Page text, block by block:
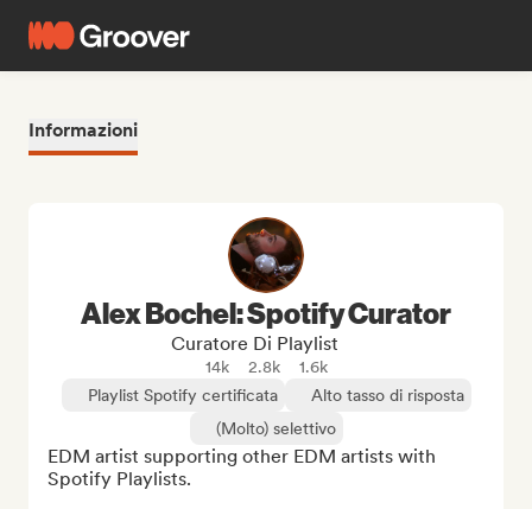
Informazioni
Alex Bochel: Spotify Curator
Curatore Di Playlist
14k 2.8k
1.6k
Playlist Spotify certificata
Alto tasso di risposta
(Molto) selettivo
EDM artist supporting other EDM artists with
Spotify Playlists.